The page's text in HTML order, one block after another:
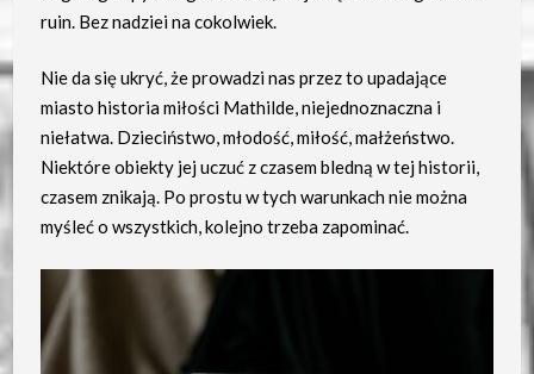
ruin. Bez nadziei na cokolwiek.
Nie da się ukryć, że prowadzi nas przez to upadające
miasto historia miłości Mathilde, niejednoznaczna i
niełatwa. Dzieciństwo, młodość, miłość, małżeństwo.
Niektóre obiekty jej uczuć z czasem bledną w tej historii,
czasem znikają. Po prostu w tych warunkach nie można
myśleć o wszystkich, kolejno trzeba zapominać.